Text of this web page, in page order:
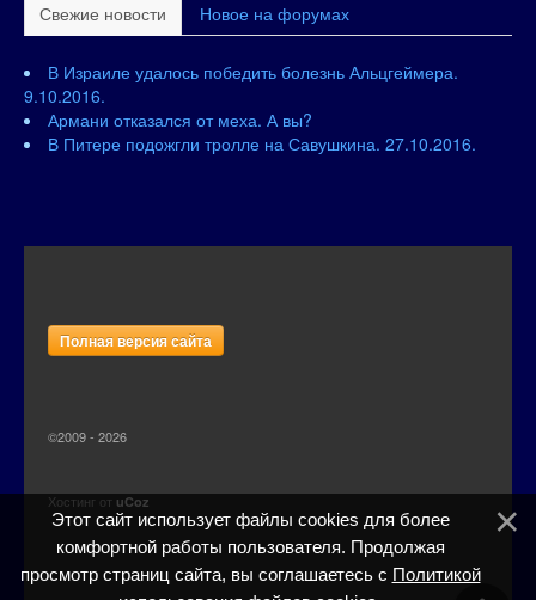
Свежие новости Новое на форумах
В Израиле удалось победить болезнь Альцгеймера.
9.10.2016.
Армани отказался от меха. А вы?
В Питере подожгли тролле на Савушкина. 27.10.2016.
Полная версия сайта
©2009 - 2026
Хостинг от uCoz
Этот сайт использует файлы cookies для более
комфортной работы пользователя. Продолжая
просмотр страниц сайта, вы соглашаетесь с Политикой